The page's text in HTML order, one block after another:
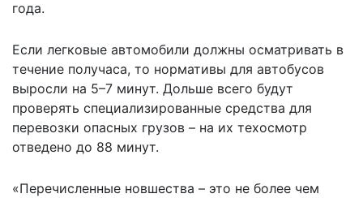
года.
Если легковые автомобили должны осматривать в
течение получаса, то нормативы для автобусов
выросли на 5–7 минут. Дольше всего будут
проверять специализированные средства для
перевозки опасных грузов – на их техосмотр
отведено до 88 минут.
«Перечисленные новшества – это не более чем